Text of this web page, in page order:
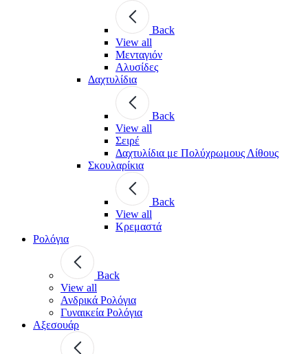
Back
View all
Μενταγιόν
Αλυσίδες
Δαχτυλίδια
Back
View all
Σειρέ
Δαχτυλίδια με Πολύχρωμους Λίθους
Σκουλαρίκια
Back
View all
Κρεμαστά
Ρολόγια
Back
View all
Ανδρικά Ρολόγια
Γυναικεία Ρολόγια
Αξεσουάρ